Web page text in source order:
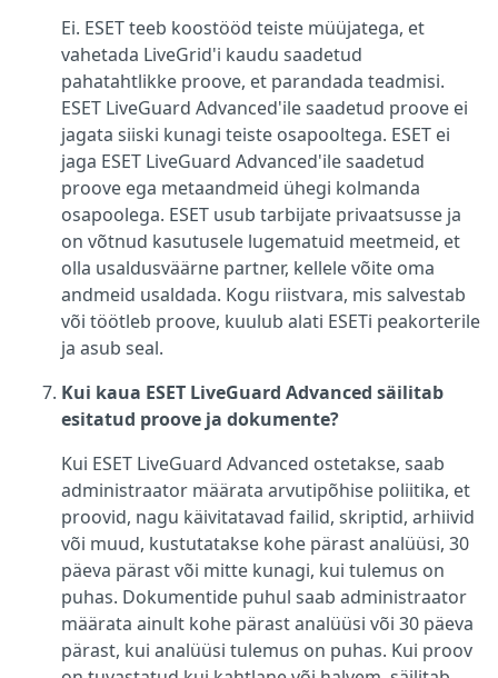
Ei. ESET teeb koostööd teiste müüjatega, et
vahetada LiveGrid'i kaudu saadetud
pahatahtlikke proove, et parandada teadmisi.
ESET LiveGuard Advanced'ile saadetud proove ei
jagata siiski kunagi teiste osapooltega. ESET ei
jaga ESET LiveGuard Advanced'ile saadetud
proove ega metaandmeid ühegi kolmanda
osapoolega. ESET usub tarbijate privaatsusse ja
on võtnud kasutusele lugematuid meetmeid, et
olla usaldusväärne partner, kellele võite oma
andmeid usaldada. Kogu riistvara, mis salvestab
või töötleb proove, kuulub alati ESETi peakorterile
ja asub seal.
Kui kaua ESET LiveGuard Advanced säilitab
esitatud proove ja dokumente?
Kui ESET LiveGuard Advanced ostetakse, saab
administraator määrata arvutipõhise poliitika, et
proovid, nagu käivitatavad failid, skriptid, arhiivid
või muud, kustutatakse kohe pärast analüüsi, 30
päeva pärast või mitte kunagi, kui tulemus on
puhas. Dokumentide puhul saab administraator
määrata ainult kohe pärast analüüsi või 30 päeva
pärast, kui analüüsi tulemus on puhas. Kui proov